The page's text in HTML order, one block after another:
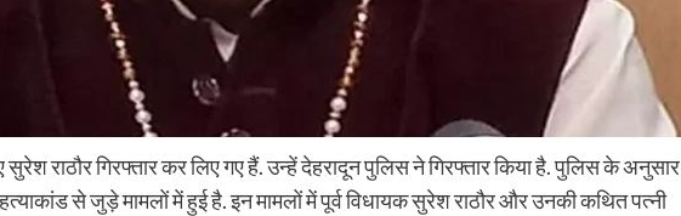
राठौर गिरफ्तार कर लिए गए हैं. उन्हें देहरादून पुलिस ने गिरफ्तार किया है. पुलिस के अनुसार
हत्याकांड से जुड़े मामलों में हुई है. इन मामलों में पूर्व विधायक सुरेश राठौर और उनकी कथित पत्नी